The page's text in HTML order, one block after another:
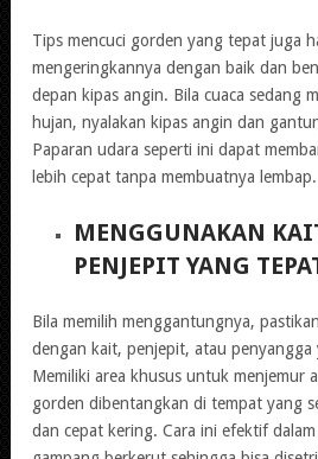
Tips mencuci gorden yang tepat juga
mengeringkannya dengan baik dan
depan kipas angin. Bila cuaca sedang
hujan, nyalakan kipas angin dan
Paparan udara seperti ini dapat
lebih cepat tanpa membuatnya lembap.
MENGGUNAKAN
PENJEPIT YANG
Bila memilih menggantungnya,
dengan kait, penjepit, atau penyangga
Memiliki area khusus untuk menjemur
gorden dibentangkan di tempat yang
dan cepat kering. Cara ini efektif